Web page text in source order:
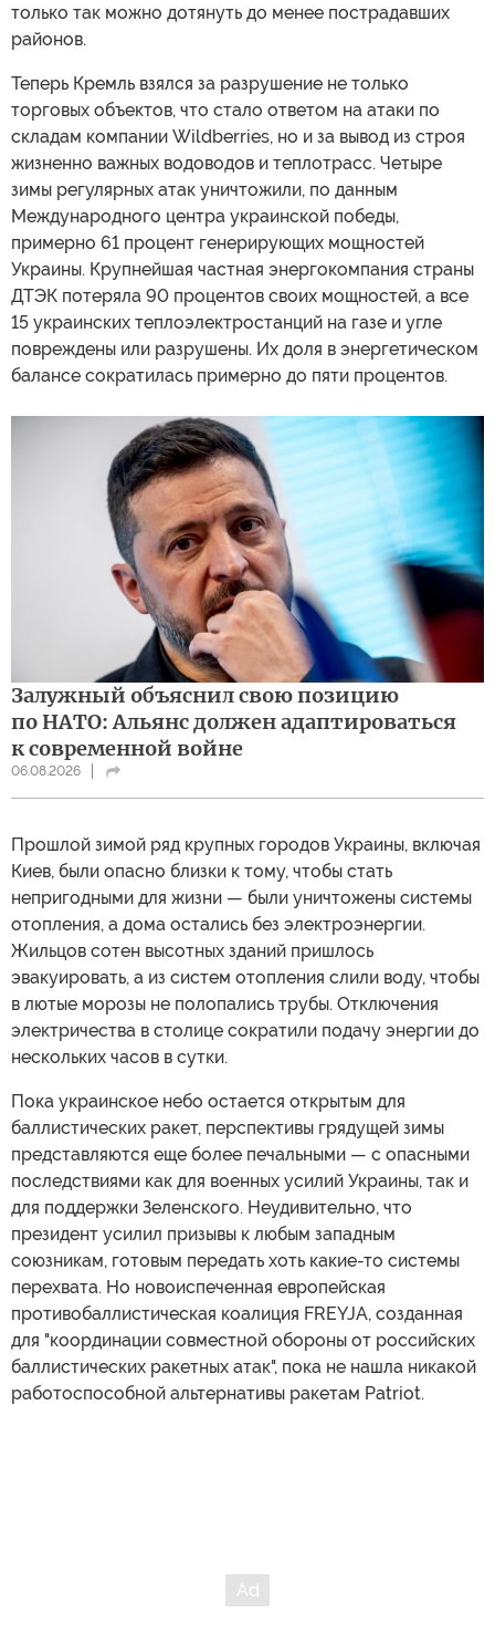
только так можно дотянуть до менее пострадавших
районов.
Теперь Кремль взялся за разрушение не только
торговых объектов, что стало ответом на атаки по
складам компании Wildberries, но и за вывод из строя
жизненно важных водоводов и теплотрасс. Четыре
зимы регулярных атак уничтожили, по данным
Международного центра украинской победы,
примерно 61 процент генерирующих мощностей
Украины. Крупнейшая частная энергокомпания страны
ДТЭК потеряла 90 процентов своих мощностей, а все
15 украинских теплоэлектростанций на газе и угле
повреждены или разрушены. Их доля в энергетическом
балансе сократилась примерно до пяти процентов.
Залужный объяснил свою позицию
по НАТО: Альянс должен адаптироваться
к современной войне
06.08.2026
Прошлой зимой ряд крупных городов Украины, включая
Киев, были опасно близки к тому, чтобы стать
непригодными для жизни — были уничтожены системы
отопления, а дома остались без электроэнергии.
Жильцов сотен высотных зданий пришлось
эвакуировать, а из систем отопления слили воду, чтобы
в лютые морозы не полопались трубы. Отключения
электричества в столице сократили подачу энергии до
нескольких часов в сутки.
Пока украинское небо остается открытым для
баллистических ракет, перспективы грядущей зимы
представляются еще более печальными — с опасными
последствиями как для военных усилий Украины, так и
для поддержки Зеленского. Неудивительно, что
президент усилил призывы к любым западным
союзникам, готовым передать хоть какие-то системы
перехвата. Но новоиспеченная европейская
противобаллистическая коалиция FREYJA, созданная
для "координации совместной обороны от российских
баллистических ракетных атак", пока не нашла никакой
работоспособной альтернативы ракетам Patriot.